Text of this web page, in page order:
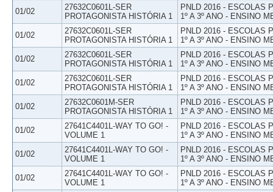
01/02
27632C0601L-SER
PROTAGONISTA HISTÓRIA 1
PNLD 2016 - ESCOLAS
1º A 3º ANO - ENSINO
01/02
27632C0601L-SER
PROTAGONISTA HISTÓRIA 1
PNLD 2016 - ESCOLAS
1º A 3º ANO - ENSINO
01/02
27632C0601L-SER
PROTAGONISTA HISTÓRIA 1
PNLD 2016 - ESCOLAS
1º A 3º ANO - ENSINO
01/02
27632C0601L-SER
PROTAGONISTA HISTÓRIA 1
PNLD 2016 - ESCOLAS
1º A 3º ANO - ENSINO
01/02
27632C0601M-SER
PROTAGONISTA HISTÓRIA 1
PNLD 2016 - ESCOLAS
1º A 3º ANO - ENSINO
01/02
27641C4401L-WAY TO GO! -
VOLUME 1
PNLD 2016 - ESCOLAS
1º A 3º ANO - ENSINO
01/02
27641C4401L-WAY TO GO! -
VOLUME 1
PNLD 2016 - ESCOLAS
1º A 3º ANO - ENSINO
01/02
27641C4401L-WAY TO GO! -
VOLUME 1
PNLD 2016 - ESCOLAS
1º A 3º ANO - ENSINO